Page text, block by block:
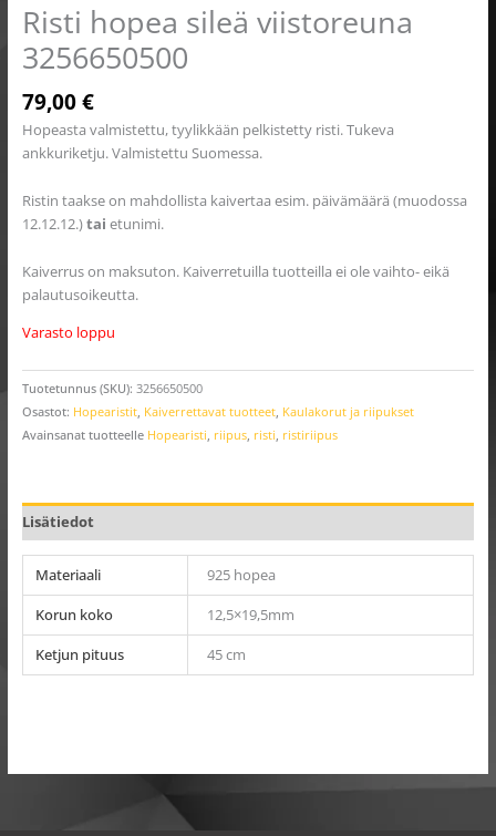
Risti hopea sileä viistoreuna
3256650500
79,00€
Hopeasta valmistettu, tyylikkään pelkistetty risti. Tukeva
ankkuriketju. Valmistettu Suomessa.
Ristin taakse on mahdollista kaivertaa esim. päivämäärä (muodossa
12.12.12.)tai etunimi.
Kaiverrus on maksuton. Kaiverretuilla tuotteilla ei ole vaihto- eikä
palautusoikeutta.
Varasto loppu
Tuotetunnus (SKU): 3256650500
Osastot: Hopearistit, Kaiverrettavat tuotteet, Kaulakorut ja riipukset
Avainsanat tuotteelle Hopearisti, riipus, risti, ristiriipus
Lisätiedot
Materiaali
925 hopea
Korun koko
12,5×19,5mm
Ketjun pituus
45 cm